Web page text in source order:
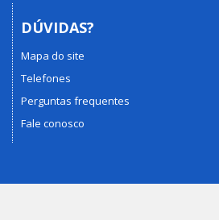
DÚVIDAS?
Mapa do site
Telefones
Perguntas frequentes
Fale conosco